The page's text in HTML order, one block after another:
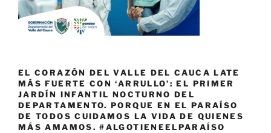
EL CORAZÓN DEL VALLE DEL CAUCA LATE
MÁS FUERTE CON ‘ARRULLO’: EL PRIMER
JARDÍN INFANTIL NOCTURNO DEL
DEPARTAMENTO. PORQUE EN EL PARAÍSO
DE TODOS CUIDAMOS LA VIDA DE QUIENES
MÁS AMAMOS. #ALGOTIENEELPARAÍSO